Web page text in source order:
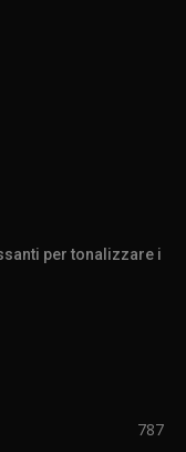
per tonalizzare i
787